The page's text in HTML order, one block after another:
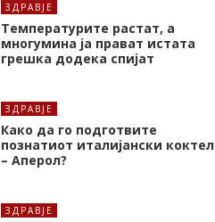
ЗДРАВЈЕ
Температурите растат, а
многумина ја прават истата
грешка додека спијат
ЗДРАВЈЕ
Како да го подготвите
познатиот италијански коктел
– Аперол?
ЗДРАВЈЕ